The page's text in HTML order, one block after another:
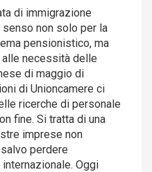
di immigrazione
non solo per la
pensionistico, ma
necessità delle
di maggio di
di Unioncamere ci
ricerche di personale
fine. Si tratta di una
imprese non
perdere
Oggi